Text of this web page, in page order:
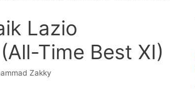
Lazio
Time Best XI)
Zakky